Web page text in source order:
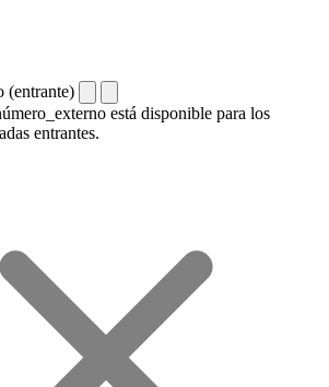
(entrante)
está disponible para los
entrantes.